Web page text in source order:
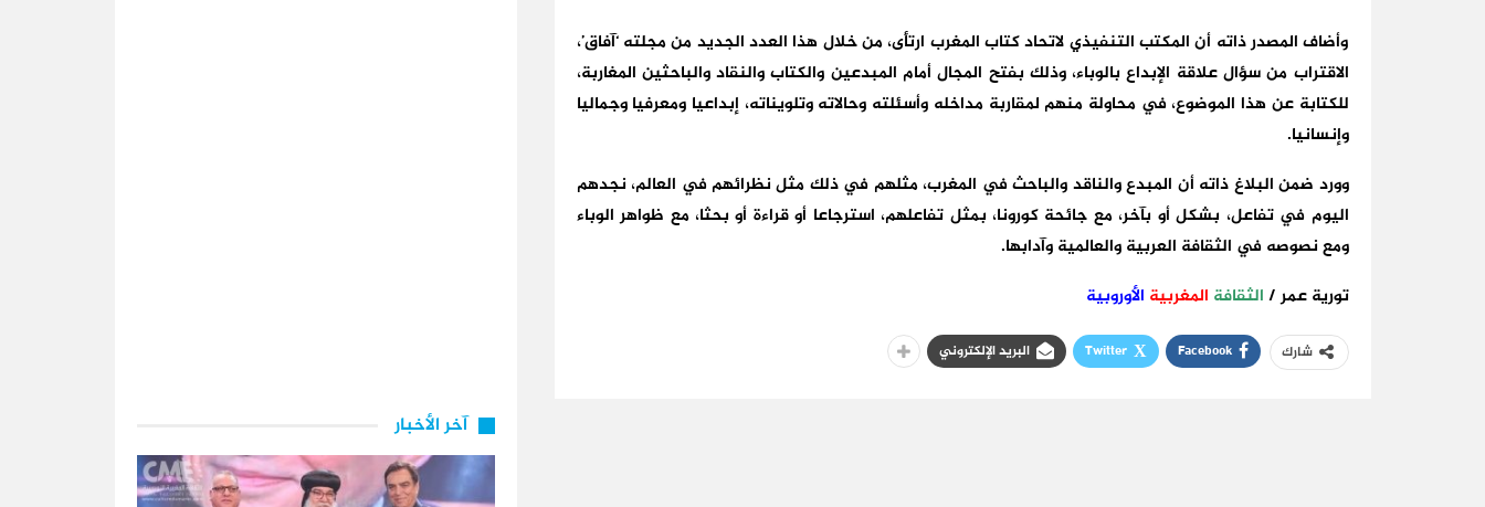
وأضاف المصدر ذاته أن المكتب التنفيذي لاتحاد كتاب المغرب ارتأى، من خلال هذا العدد الجديد من مجلته ‘آفاق’،
الاقتراب من سؤال علاقة الإبداع بالوباء، وذلك بفتح المجال أمام المبدعين والكتاب والنقاد والباحثين المغاربة،
للكتابة عن هذا الموضوع، في محاولة منهم لمقاربة مداخله وأسئلته وحالاته وتلويناته، إبداعيا ومعرفيا وجماليا
وإنسانيا.
وورد ضمن البلاغ ذاته أن المبدع والناقد والباحث في المغرب، مثلهم في ذلك مثل نظرائهم في العالم، نجدهم
اليوم في تفاعل، بشكل أو بآخر، مع جائحة كورونا، بمثل تفاعلهم، استرجاعا أو قراءة أو بحثا، مع ظواهر الوباء
ومع نصوصه في الثقافة العربية والعالمية وآدابها.
تورية عمر / الثقافة المغربية الأوروبية
شارك Facebook
Twitter البريد الإلكتروني
آخر الأخبار